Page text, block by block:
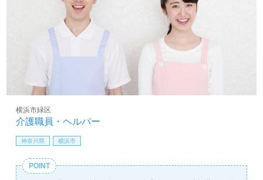
介護職員・ヘルパー
横浜市緑区
神奈川県 横浜市
POINT